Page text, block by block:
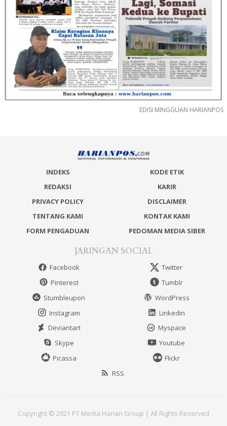
EDISI MINGGUAN HARIANPOS
INDEKS
KODE ETIK
REDAKSI
KARIR
PRIVACY POLICY
DISCLAIMER
TENTANG KAMI
KONTAK KAMI
FORM PENGADUAN
PEDOMAN MEDIA SIBER
JARINGAN SOCIAL
Facebook
Twitter
Pinterest
Tumblr
Stumbleupon
WordPress
Instagram
Linkedin
Deviantart
Myspace
Skype
Youtube
Picassa
Flickr
RSS
Copyright © 2021 PT Media Harian Group | All Rights Reserved